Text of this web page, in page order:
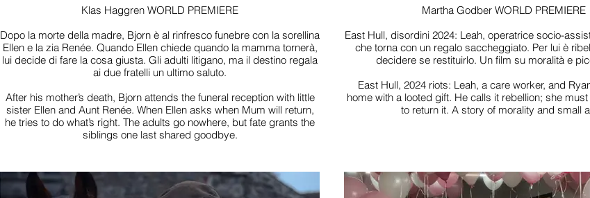
Klas Haggren WORLD PREMIERE
Dopo la morte della madre, Bjorn è al rinfresco funebre con la sorellina
Ellen e la zia Renée. Quando Ellen chiede quando la mamma tornerà,
lui decide di fare la cosa giusta. Gli adulti litigano, ma il destino regala
ai due fratelli un ultimo saluto.
After his mother’s death, Bjorn attends the funeral reception with little
sister Ellen and Aunt Renée. When Ellen asks when Mum will return,
he tries to do what’s right. The adults go nowhere, but fate grants the
siblings one last shared goodbye.
Martha Godber WORLD PREMIERE
East Hull, disordini 2024: Leah, operatrice socio-
che torna con un regalo saccheggiato. Per lui è
decidere se restituirlo. Un film su moralità e
East Hull, 2024 riots: Leah, a care worker, and
home with a looted gift. He calls it rebellion; she
to return it. A story of morality and small